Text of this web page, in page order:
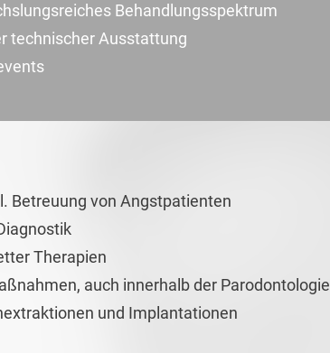
Behandlungsspektrum
technischer Ausstattung
Betreuung von Angstpatienten
Therapien
auch innerhalb der Parodontologie
und Implantationen